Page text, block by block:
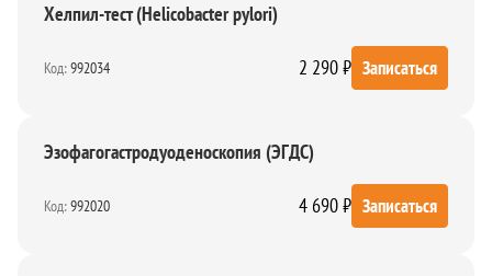
Хелпил-тест (Helicobacter pylori)
2 290 ₽ Записаться
Код:992034
Эзофагогастродуоденоскопия (ЭГДС)
4 690 ₽ Записаться
Код:992020